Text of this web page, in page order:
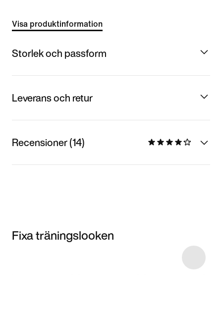
Visa produktinformation
Storlek och passform
Leverans och retur
Recensioner (14)
Fixa träningslooken